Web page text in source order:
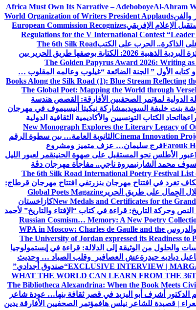
Africa Must Own Its Narrative – AdeboboyeAl-Ahram
والفنWorld Organization of Writers President Applauds
European Commission Recognizes
Regulations for the V International Contest “Leader
الذاكرة.. الحرب على الكتبThe 6th Silk Road
جائزة البردية الذهبية 2026: الكتابة بوصفها طريق الحرير بين
The Golden Papyrus Award 2026: Writing
الأول ” الجنة الضائعة “غيلوب وعالمه المقلوب …
Books Along the Silk Road (1): Blue Stream Reflecting
The Global Poet: Mapping the World through Verse
الدولية لمؤتمر الصحفيين الأفارقة: القصص هندسة
بنت خليفة السويديمشاركة نيكيتا أنيسيموف في مهرجان
اتحاد الكتاب التونسيين والأكاديمية الثقافية الدولية
New Monograph Explores the Literary Legacy of
Cinema Innovation الثانوية العامة… بين سطوة الرقم
Faroukفرج سليمان… عزف متميز ومشروع
عبور الأطلس نحو المستقبل على صهوة الحنينقمر لعبور الليل
محمد الشارنيمروة ناجي.. مفاجأة مهرجان دڨة
The 6th Silk Road International Poetry Festival List
تغرد في افتتاح مهرجان بنزرتفي افتتاح مهرجان قرطاج:
الجِمال على طريق الحرير Global Poets Magazine
New Medals and Certificates for theكازاخستان
النص وحركة التاريخ: قراءة في كتاب “الإفتاء والتاريخ” لأحمد
Russian Cosmism… Memory: A New Poetry
والدروس WPA in Moscow: Charles de Gaulle and the
The University of Jordan expressed its Readiness to
والحلول من الوثيقة إلى الدلالة: قراءة في إبستمولوجيا
دياديه حيدرةعش العصافير وقلب الصياد … وحديث
EXCLUSIVE INTERVIEW |“صندوق أجدادي”
WHAT THE WORLD CAN LEARN FROM THE
The Bibliotheca Alexandrina: When the Book Meets
الدكتور أشرف أبو اليزيد في قصر ثقافة بنها… عودة شاعر
| قصيدة للشاعر نيلس هافمؤتمر الصحفيين الأفارقة يدين